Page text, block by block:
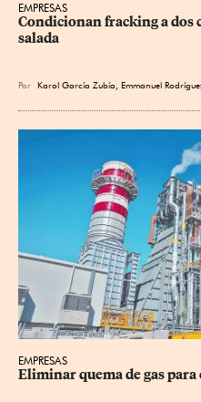
EMPRESAS
Condicionan fracking a dos
salada
Por Karol García Zubía, Emmanuel
EMPRESAS
Eliminar quema de gas